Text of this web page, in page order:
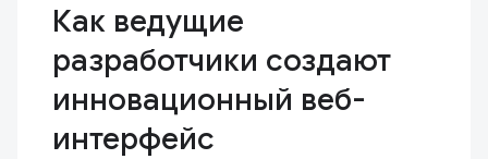
Как ведущие
разработчики создают
инновационный веб-
интерфейс